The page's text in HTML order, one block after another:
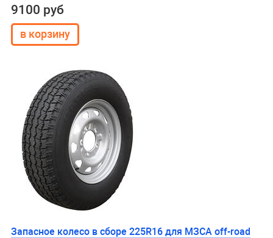
9100 руб
Запасное колесо в сборе 225R16 для МЗСА off-road